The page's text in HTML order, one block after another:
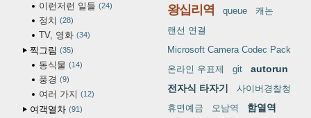
이런저런 일들 24
정치 28
TV, 영화 34
찍그림 35
동식물 14
풍경 9
여러 가지 12
여객열차 91
왕십리역 queue
캐논
랜선 연결
Microsoft Camera Codec Pack
온라인 우표제
git
autorun
전자식 타자기
사이버경찰청
휴면예금
오남역 함열역